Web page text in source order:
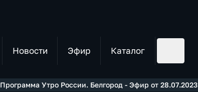
Новости Эфир Каталог
Программа Утро России. Белгород - Эфир от 28.07.2023